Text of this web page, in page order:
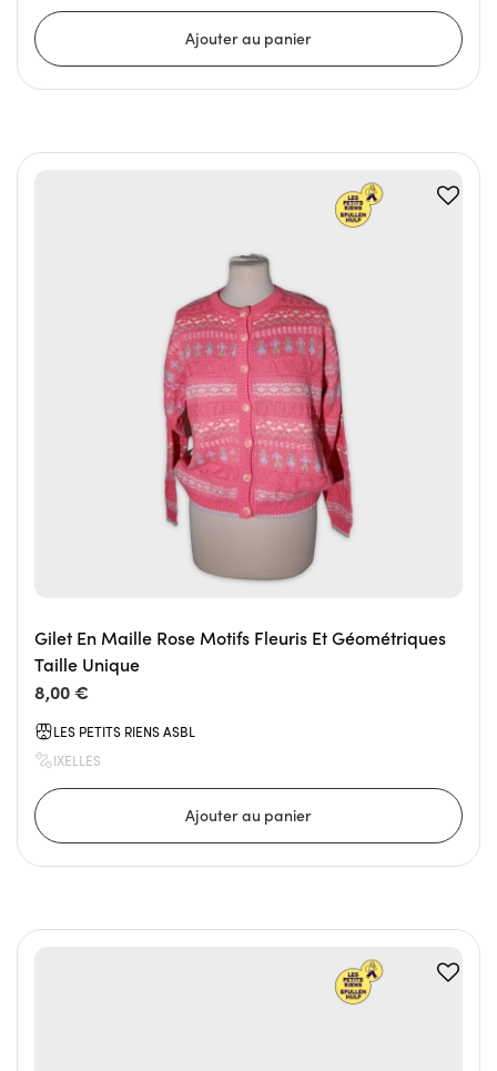
Gilet En Maille Rose Motifs Fleuris Et Géométriques
Taille Unique
8,00 €
LES PETITS RIENS ASBL
IXELLES